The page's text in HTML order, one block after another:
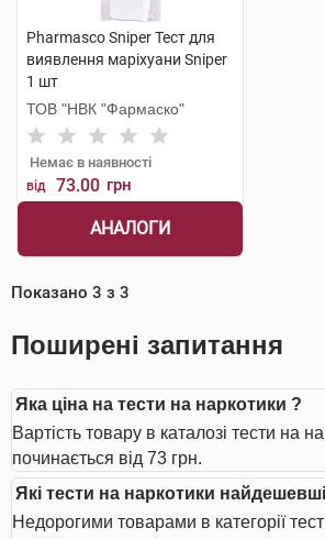
Pharmasco Sniper Тест для
виявлення маріхуани Sniper
1 шт
ТОВ "НВК "Фармаско"
Немає в наявності
від 73.00 грн
АНАЛОГИ
Показано 3 з 3
Поширені запитання
Яка ціна на тести на наркотики ?
Вартість товару в каталозі тести на
починається від 73 грн.
Які тести на наркотики
Недорогими товарами в категорії